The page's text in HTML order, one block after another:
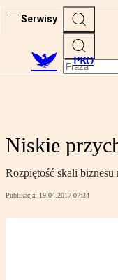
Serwisy
PRO
Niskie
Rozpiętość skali biznesu
Publikacja: 19.04.2017 07:34